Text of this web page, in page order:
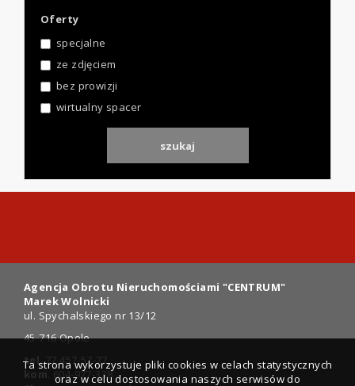
Oferty
specjalne
ze zdjęciem
bez prowizji
wirtualny spacer
Agencja Obrotu Nieruchomościami "CENTRUM"
Marek Wolnicki
ul. Spychalskiego nr 13/12
45-716 Opole
tel. 77 457-57-77
kom . 604-977-338
Ta strona wykorzystuje pliki cookies w celach statystycznych
oraz w celu dostosowania naszych serwisów do